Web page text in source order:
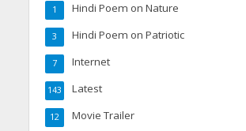
Hindi Poem on Nature
1
Hindi Poem on Patriotic
3
Internet
7
Latest
143
Movie Trailer
12